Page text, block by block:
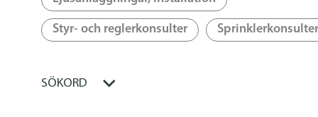
Styr- och reglerkonsulter Sprinklerkonsulter
SÖKORD